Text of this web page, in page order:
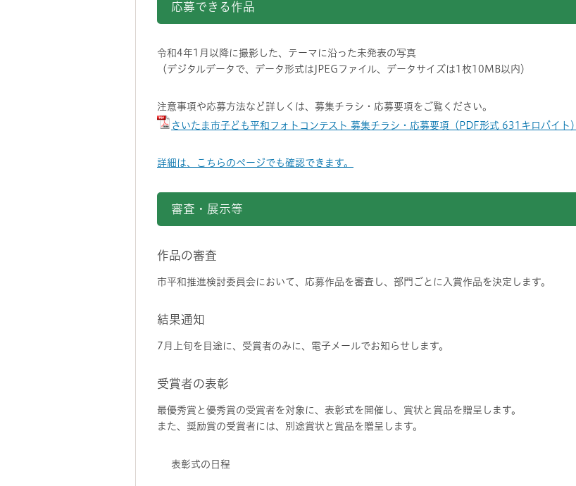
応募できる作品
令和4年1月以降に撮影した、テーマに沿った未発表の写真
（デジタルデータで、データ形式はJPEGファイル、データサイズは1枚10MB以内）
注意事項や応募方法など詳しくは、募集チラシ・応募要項をご覧ください。
さいたま市子ども平和フォトコンテスト 募集チラシ・応募要項（PDF形式 631キロバイト）
詳細は、こちらのページでも確認できます。
審査・展示等
作品の審査
市平和推進検討委員会において、応募作品を審査し、部門ごとに入賞作品を決定します。
結果通知
7月上旬を目途に、受賞者のみに、電子メールでお知らせします。
受賞者の表彰
最優秀賞と優秀賞の受賞者を対象に、表彰式を開催し、賞状と賞品を贈呈します。
また、奨励賞の受賞者には、別途賞状と賞品を贈呈します。
表彰式の日程